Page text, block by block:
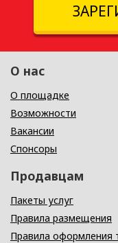
О нас
О площадке
Возможности
Вакансии
Спонсоры
Продавцам
Пакеты услуг
Правила размещения
Правила оформления